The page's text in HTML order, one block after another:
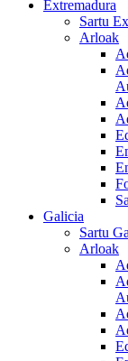
Extremadura
Sartu
Arloak
Galicia
Sartu
Arloak